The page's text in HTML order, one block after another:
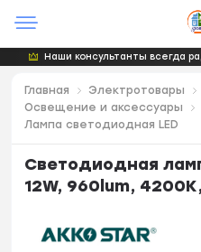
Наши консультанты всегда
Главная
Электротовары
Освещение и аксессуары
Лампа светодиодная LED
Светодиодная
12W, 960lum,